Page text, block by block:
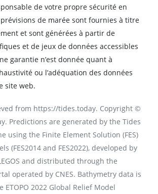
de votre propre sécurité en
de marée sont fournies à titre
et sont générées à partir de
et de jeux de données accessibles
garantie n’est donnée quant à
ou l’adéquation des données
site web.
from https://tides.today. Copyright ©
Predictions are generated by the Tides
using the Finite Element Solution (FES)
(FES2014 and FES2022), developed by
and distributed through the
operated by CNES. Bathymetry data is
2022 Global Relief Model